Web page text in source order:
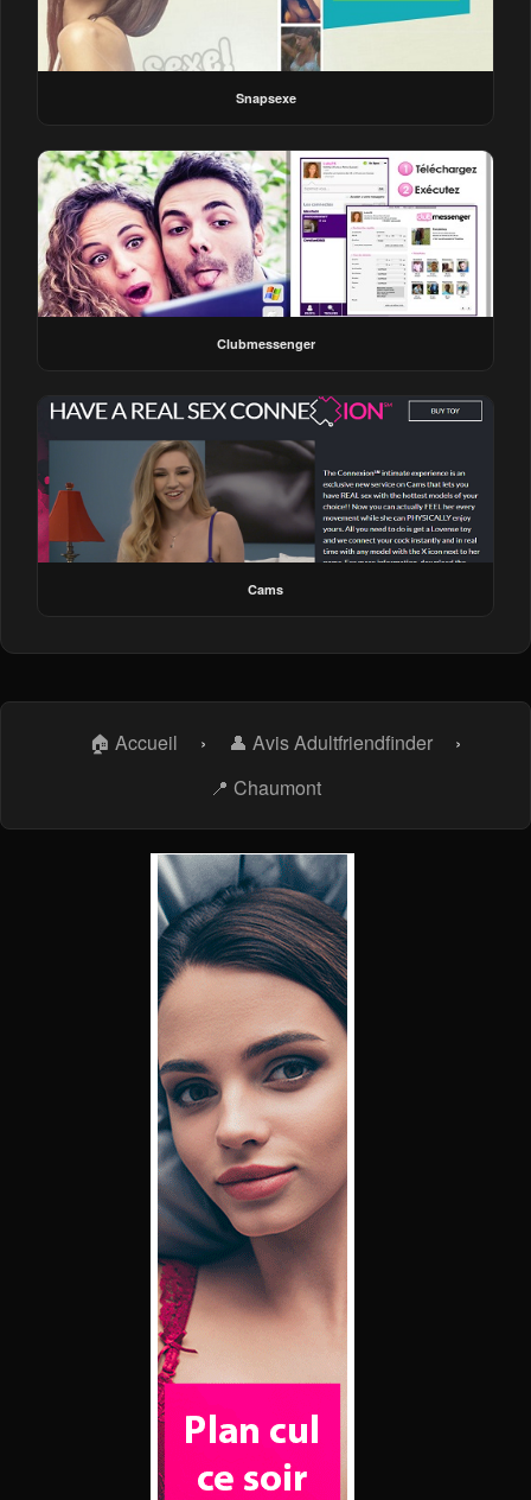
Snapsexe
Clubmessenger
Cams
🏠 Accueil › 👤 Avis Adultfriendfinder
›
📍 Chaumont